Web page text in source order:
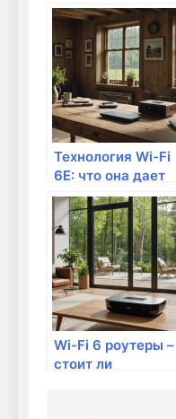
работает?
Технология Wi-Fi
6E: что она дает
для дома?
Wi-Fi 6 роутеры –
стоит ли